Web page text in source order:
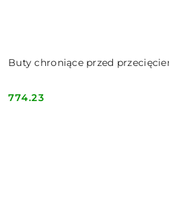
Buty chroniące przed
Cena:
774.23